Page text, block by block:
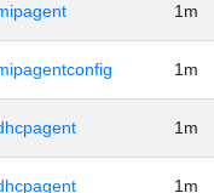
1m
1m
1m
1m